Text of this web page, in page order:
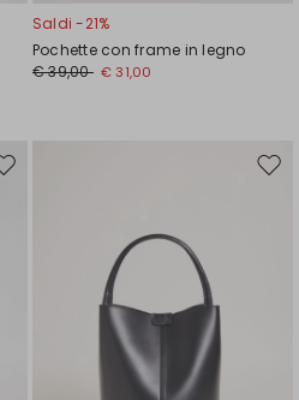
Saldi -21%
Pochette con frame in legno
€ 39,00 € 31,00
Sposta